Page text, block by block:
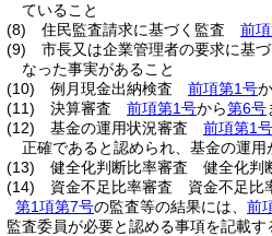
ていること
(8)
住民監査請求に基づく監査 前
(9)
市長又は企業管理者の要求に基
なった事実があること
(10)
例月現金出納検査 前項第1号
(11)
決算審査 前項第1号から第6号
(12)
基金の運用状況審査 前項第1号
正確であると認められ、基金の運
(13)
健全化判断比率審査 健全化判
(14)
資金不足比率審査 資金不足比
第1項第7号の監査等の結果には、 前
監査委員が必要と認める事項を記載す